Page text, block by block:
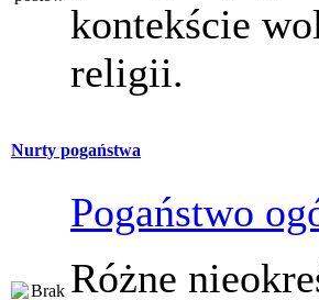
kontekście
religii.
Nurty pogaństwa
Pogaństwo
Różne